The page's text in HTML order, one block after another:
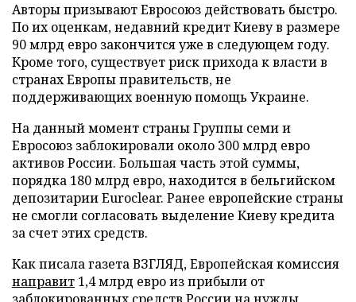
Авторы призывают Евросоюз действовать быстро.
По их оценкам, недавний кредит Киеву в размере
90 млрд евро закончится уже в следующем году.
Кроме того, существует риск прихода к власти в
странах Европы правительств, не
поддерживающих военную помощь Украине.
На данный момент страны Группы семи и
Евросоюз заблокировали около 300 млрд евро
активов России. Большая часть этой суммы,
порядка 180 млрд евро, находится в бельгийском
депозитарии Euroclear. Ранее европейские страны
не смогли согласовать выделение Киеву кредита
за счет этих средств.
Как писала газета ВЗГЛЯД, Европейская комиссия
направит 1,4 млрд евро из прибыли от